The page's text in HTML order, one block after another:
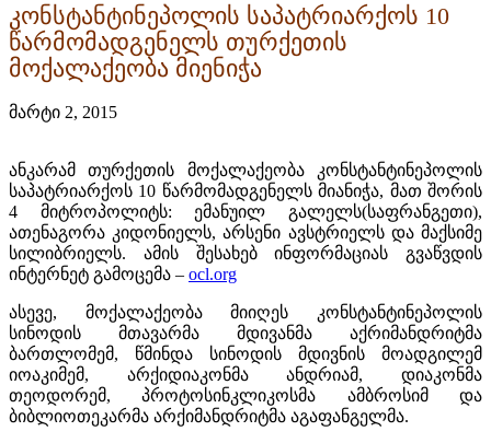
კონსტანტინეპოლის საპატრიარქოს 10
წარმომადგენელს თურქეთის
მოქალაქეობა მიენიჭა
მარტი 2, 2015
ანკარამ თურქეთის მოქალაქეობა კონსტანტინეპოლის
საპატრიარქოს 10 წარმომადგენელს მიანიჭა, მათ შორის
4 მიტროპოლიტს: ემანუილ გალელს(საფრანგეთი),
ათენაგორა კიდონიელს, არსენი ავსტრიელს და მაქსიმე
სილიბრიელს. ამის შესახებ ინფორმაციას გვაწვდის
ინტერნეტ გამოცემა – ocl.org
ასევე, მოქალაქეობა მიიღეს კონსტანტინეპოლის
სინოდის მთავარმა მდივანმა აქრიმანდრიტმა
ბართლომემ, წმინდა სინოდის მდივნის მოადგილემ
იოაკიმემ, არქიდიაკონმა ანდრიამ, დიაკონმა
თეოდორემ, პროტოსინკლიკოსმა ამბროსიმ და
ბიბლიოთეკარმა არქიმანდრიტმა აგაფანგელმა.